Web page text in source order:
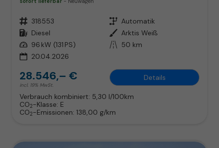
Fahrzeugnr. 318553 Getriebe Automatik
Kraftstoff Diesel Außenfarbe Arktis Weiß
Leistung 96 kW (131 PS) Kilometerstand 50 km
20.04.2026
28.546,– €
incl. 19% MwSt.
Details
Verbrauch kombiniert: 5,30 l/100km
CO2-Klasse: E
CO2-Emissionen: 138,00 g/km